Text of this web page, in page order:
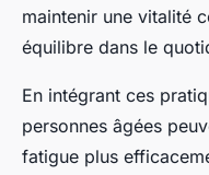
maintenir une vitalité
équilibre dans le
En intégrant ces
personnes âgées
fatigue plus